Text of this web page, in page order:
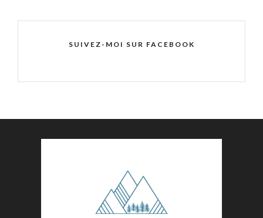
SUIVEZ-MOI SUR FACEBOOK